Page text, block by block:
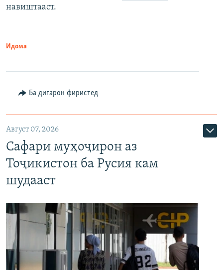
навиштааст.
Идома
Ба дигарон фиристед
Август 07, 2026
Сафари муҳоҷирон аз
Тоҷикистон ба Русия кам
шудааст